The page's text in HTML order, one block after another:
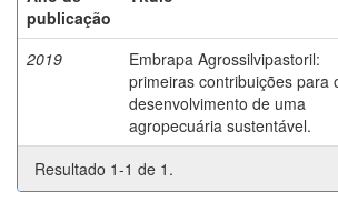
publicação
2019
Embrapa Agrossilvipastoril:
primeiras contribuições para
desenvolvimento de uma
agropecuária sustentável.
Resultado 1-1 de 1.